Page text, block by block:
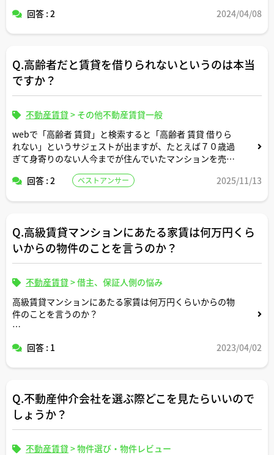
回答 : 2 2024/04/08
Q.高齢者だと賃貸を借りられないというのは本当
ですか？
不動産賃貸 > その他不動産賃貸一般
webで「高齢者 賃貸」と検索すると「高齢者 賃貸 借りら
れない」というサジェストが出ますが、たとえば７０歳過
ぎて身寄りのない人今までが住んでいたマンションを売り
は壁があるということですか？
回答 : 2 ベストアンサー 2025/11/13
Q.高級賃貸マンションにあたる家賃は何万円くら
いからの物件のことを言うのか？
不動産賃貸 >借主、保証人側の悩み
高級賃貸マンションにあたる家賃は何万円くらいからの物
件のことを言うのか？
えていただけると幸いです
回答 : 1 2023/04/02
Q.不動産仲介会社を選ぶ際どこを見たらいいので
しょうか？
不動産賃貸 >物件選び・物件レビュー